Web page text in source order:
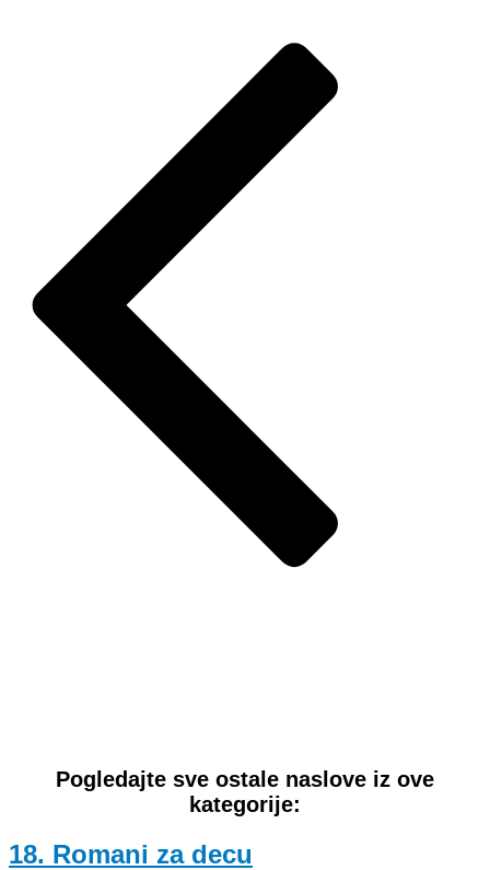
Pogledajte sve ostale naslove iz ove
kategorije:
18. Romani za decu